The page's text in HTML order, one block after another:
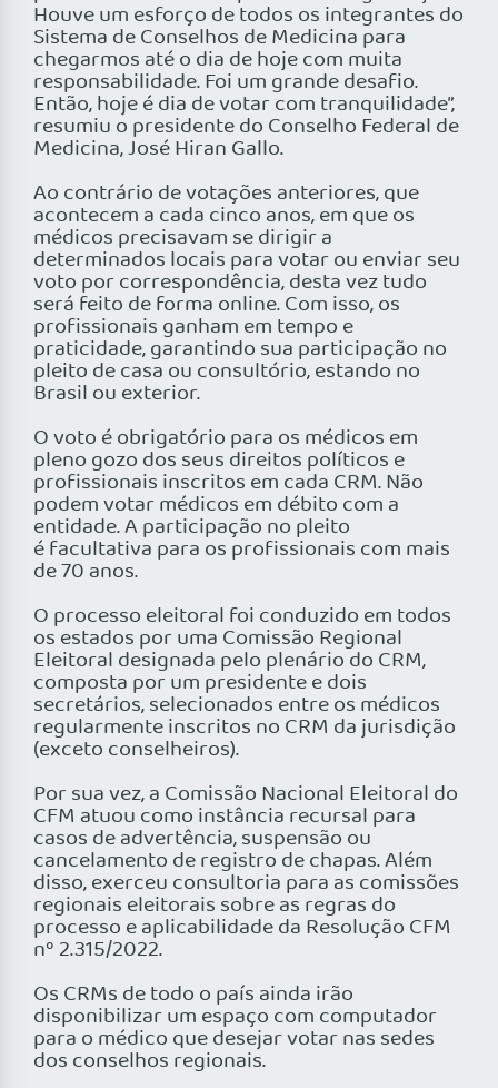
Houve um esforço de todos os integrantes do
Sistema de Conselhos de Medicina para
chegarmos até o dia de hoje com muita
responsabilidade. Foi um grande desafio.
Então, hoje é dia de votar com tranquilidade”,
resumiu o presidente do Conselho Federal de
Medicina, José Hiran Gallo.
Ao contrário de votações anteriores, que
acontecem a cada cinco anos, em que os
médicos precisavam se dirigir a
determinados locais para votar ou enviar seu
voto por correspondência, desta vez tudo
será feito de forma online. Com isso, os
profissionais ganham em tempo e
praticidade, garantindo sua participação no
pleito de casa ou consultório, estando no
Brasil ou exterior.
O voto é obrigatório para os médicos em
pleno gozo dos seus direitos políticos e
profissionais inscritos em cada CRM. Não
podem votar médicos em débito com a
entidade. A participação no pleito
é facultativa para os profissionais com mais
de 70 anos.
O processo eleitoral foi conduzido em todos
os estados por uma Comissão Regional
Eleitoral designada pelo plenário do CRM,
composta por um presidente e dois
secretários, selecionados entre os médicos
regularmente inscritos no CRM da jurisdição
(exceto conselheiros).
Por sua vez, a Comissão Nacional Eleitoral do
CFM atuou como instância recursal para
casos de advertência, suspensão ou
cancelamento de registro de chapas. Além
disso, exerceu consultoria para as comissões
regionais eleitorais sobre as regras do
processo e aplicabilidade da Resolução CFM
nº 2.315/2022.
Os CRMs de todo o país ainda irão
disponibilizar um espaço com computador
para o médico que desejar votar nas sedes
dos conselhos regionais.